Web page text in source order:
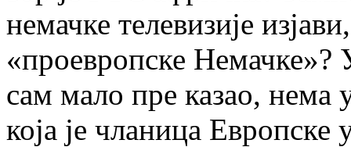
немачке телевизије
«проевропске Немачке»?
сам мало пре казао, нема
која је чланица Европске